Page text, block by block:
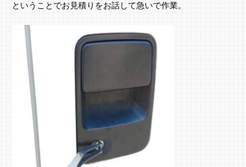
ということでお見積りをお話して急いで作業。